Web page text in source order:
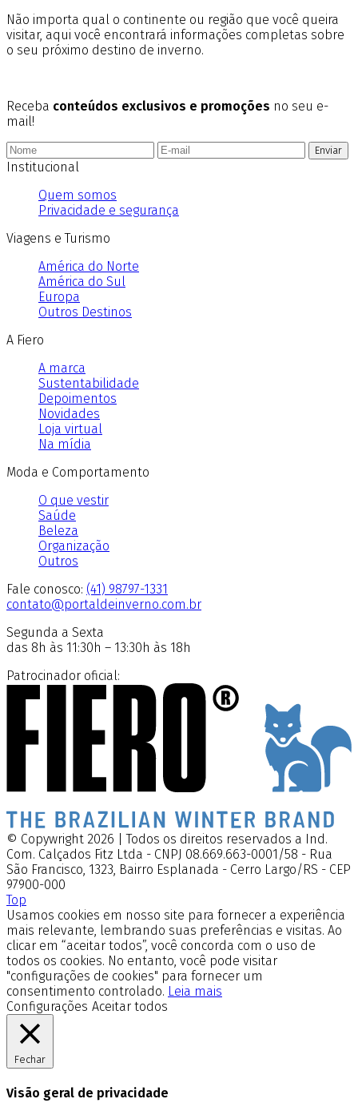
Não importa qual o continente ou região que você queira
visitar, aqui você encontrará informações completas sobre
o seu próximo destino de inverno.
Receba conteúdos exclusivos e promoções no seu e-
mail!
Enviar
Institucional
Quem somos
Privacidade e segurança
Viagens e Turismo
América do Norte
América do Sul
Europa
Outros Destinos
A Fiero
A marca
Sustentabilidade
Depoimentos
Novidades
Loja virtual
Na mídia
Moda e Comportamento
O que vestir
Saúde
Beleza
Organização
Outros
Fale conosco: (41) 98797-1331
contato@portaldeinverno.com.br
Segunda a Sexta
das 8h às 11:30h – 13:30h às 18h
Patrocinador oficial:
© Copywright 2026 | Todos os direitos reservados a Ind.
Com. Calçados Fitz Ltda - CNPJ 08.669.663-0001/58 - Rua
São Francisco, 1323, Bairro Esplanada - Cerro Largo/RS - CEP
97900-000
Top
Usamos cookies em nosso site para fornecer a experiência
mais relevante, lembrando suas preferências e visitas. Ao
clicar em “aceitar todos”, você concorda com o uso de
todos os cookies. No entanto, você pode visitar
"configurações de cookies" para fornecer um
consentimento controlado. Leia mais
Configurações Aceitar todos
Fechar
Visão geral de privacidade